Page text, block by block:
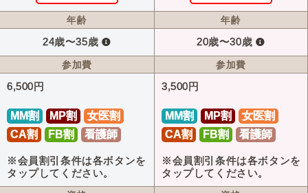
年齢
24歳〜35歳
参加費
6,500円
MM割 MP割
女医割
CA割
FB割 看護師
※会員割引条件は各ボタンを
タップしてください。
年齢
20歳〜30歳
参加費
3,500円
MM割 MP割
女医割
CA割
FB割 看護師
※会員割引条件は各ボタンを
タップしてください。